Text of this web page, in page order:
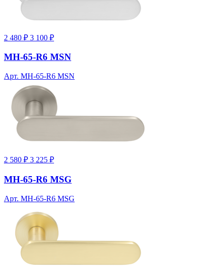
2 480 ₽ 3 100 ₽
MH-65-R6 MSN
Арт. MH-65-R6 MSN
2 580 ₽ 3 225 ₽
MH-65-R6 MSG
Арт. MH-65-R6 MSG